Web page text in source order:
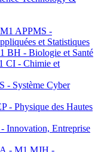
APPMS -
et Statistiques
BH - Biologie et Santé
CI - Chimie et
- Système Cyber
- Physique des Hautes
Innovation, Entreprise
- M1 MJH -